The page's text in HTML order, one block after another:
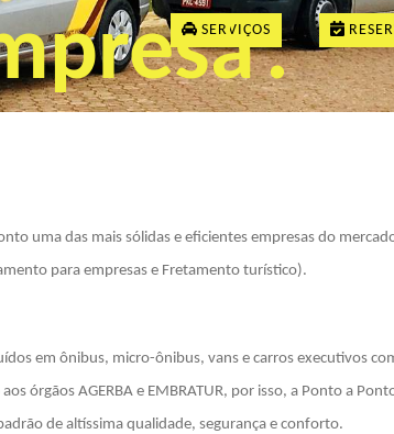
SERVIÇOS.
uma das mais sólidas e eficientes empresas do
para empresas e Fretamento turístico).
em ônibus, micro-ônibus, vans e carros executivos
órgãos AGERBA e EMBRATUR, por isso, a Ponto a
de altíssima qualidade, segurança e conforto.